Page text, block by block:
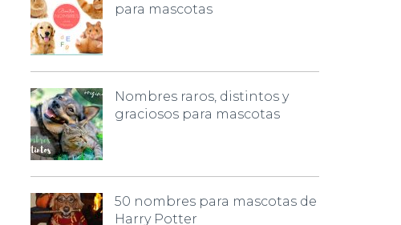
para mascotas
Nombres raros, distintos y
graciosos para mascotas
50 nombres para mascotas de
Harry Potter